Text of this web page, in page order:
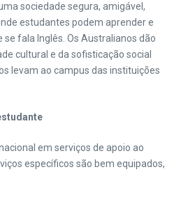
sociedade segura, amigável,
estudantes podem aprender e
fala Inglês. Os Australianos dão
cultural e da sofisticação social
levam ao campus das instituições
em serviços de apoio ao
específicos são bem equipados,